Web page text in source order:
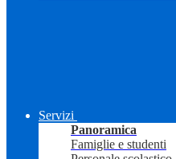
Servizi
Panoramica
Famiglie e studenti